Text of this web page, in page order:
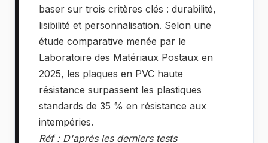
baser sur trois critères clés : durabilité,
lisibilité et personnalisation. Selon une
étude comparative menée par le
Laboratoire des Matériaux Postaux en
2025, les plaques en PVC haute
résistance surpassent les plastiques
standards de 35 % en résistance aux
intempéries.
Réf : D'après les derniers tests